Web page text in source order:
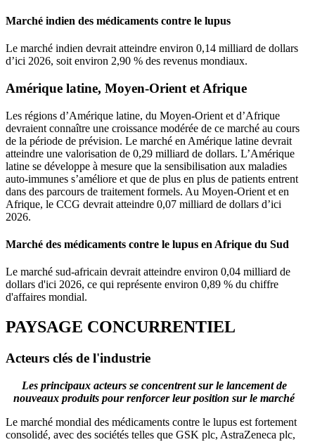
Marché indien des médicaments contre le lupus
Le marché indien devrait atteindre environ 0,14 milliard de dollars
d’ici 2026, soit environ 2,90 % des revenus mondiaux.
Amérique latine, Moyen-Orient et Afrique
Les régions d’Amérique latine, du Moyen-Orient et d’Afrique
devraient connaître une croissance modérée de ce marché au cours
de la période de prévision. Le marché en Amérique latine devrait
atteindre une valorisation de 0,29 milliard de dollars. L’Amérique
latine se développe à mesure que la sensibilisation aux maladies
auto-immunes s’améliore et que de plus en plus de patients entrent
dans des parcours de traitement formels. Au Moyen-Orient et en
Afrique, le CCG devrait atteindre 0,07 milliard de dollars d’ici
2026.
Marché des médicaments contre le lupus en Afrique du Sud
Le marché sud-africain devrait atteindre environ 0,04 milliard de
dollars d'ici 2026, ce qui représente environ 0,89 % du chiffre
d'affaires mondial.
PAYSAGE CONCURRENTIEL
Acteurs clés de l'industrie
Les principaux acteurs se concentrent sur le lancement de
nouveaux produits pour renforcer leur position sur le marché
Le marché mondial des médicaments contre le lupus est fortement
consolidé, avec des sociétés telles que GSK plc, AstraZeneca plc,